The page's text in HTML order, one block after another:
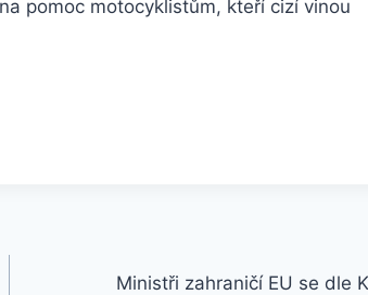
pomoc motocyklistům, kteří cizí vinou
Ministři zahraničí EU se dle